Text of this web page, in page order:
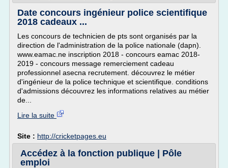
Date concours ingénieur police scientifique
2018 cadeaux ...
Les concours de technicien de pts sont organisés par la
direction de l'administration de la police nationale (dapn).
www.eamac.ne inscription 2018 - concours eamac 2018-
2019 - concours message remerciement cadeau
professionnel asecna recrutement. découvrez le métier
d'ingénieur de la police technique et scientifique. conditions
d'admissions découvrez les informations relatives au métier
de...
Lire la suite
Site : http://cricketpages.eu
Accédez à la fonction publique | Pôle
emploi